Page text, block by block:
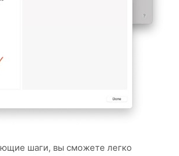
шаги, вы сможете легко